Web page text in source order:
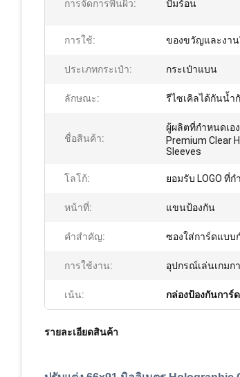
การจัดการพื้นผิว: ปั๊มร้อน
การใช้: ของขวัญและงาน
ประเภทกระเป๋า: กระเป๋าแบน
ลักษณะ: รีไซเคิลได้กันน้ำ
ชื่อสินค้า:
ผู้ผลิตที่กําหนดเอ
Premium Clear
Sleeves
โลโก้: ยอมรับ LOGO ที่กํ
หน้าที่: แขนป้องกัน
คําสําคัญ: ซองใส่การ์ดแบบ
การใช้งาน: อุปกรณ์เล่นเกมก
เน้น: กล่องป้องกันการ์
รายละเอียดสินค้า